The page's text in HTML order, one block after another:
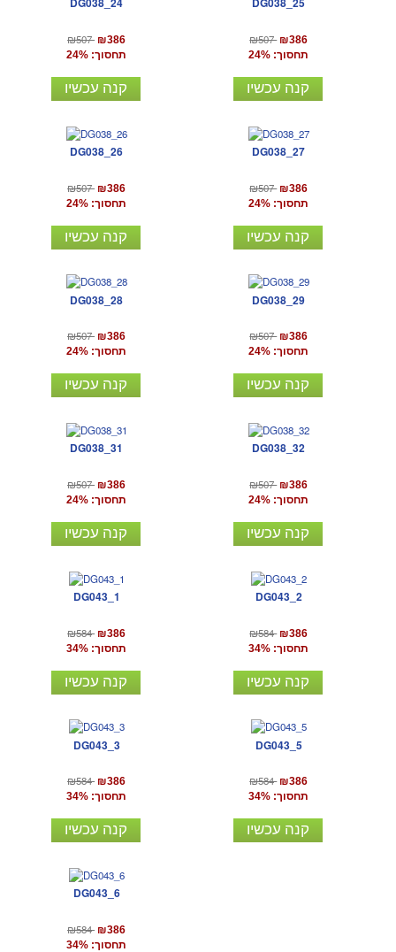
₪507 ₪386
תחסוך: 24%
קנה עכשיו
₪507 ₪386
תחסוך: 24%
קנה עכשיו
DG038_26
₪507 ₪386
תחסוך: 24%
קנה עכשיו
DG038_27
₪507 ₪386
תחסוך: 24%
קנה עכשיו
DG038_28
₪507 ₪386
תחסוך: 24%
קנה עכשיו
DG038_29
₪507 ₪386
תחסוך: 24%
קנה עכשיו
DG038_31
₪507 ₪386
תחסוך: 24%
קנה עכשיו
DG038_32
₪507 ₪386
תחסוך: 24%
קנה עכשיו
DG043_1
₪584 ₪386
תחסוך: 34%
קנה עכשיו
DG043_2
₪584 ₪386
תחסוך: 34%
קנה עכשיו
DG043_3
₪584 ₪386
תחסוך: 34%
קנה עכשיו
DG043_5
₪584 ₪386
תחסוך: 34%
קנה עכשיו
DG043_6
₪584 ₪386
תחסוך: 34%